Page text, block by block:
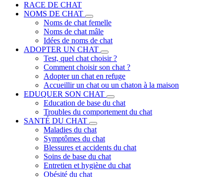
RACE DE CHAT
NOMS DE CHAT
Noms de chat femelle
Noms de chat mâle
Idées de noms de chat
ADOPTER UN CHAT
Test, quel chat choisir ?
Comment choisir son chat ?
Adopter un chat en refuge
Accueillir un chat ou un chaton à la maison
EDUQUER SON CHAT
Education de base du chat
Troubles du comportement du chat
SANTÉ DU CHAT
Maladies du chat
Symptômes du chat
Blessures et accidents du chat
Soins de base du chat
Entretien et hygiène du chat
Obésité du chat